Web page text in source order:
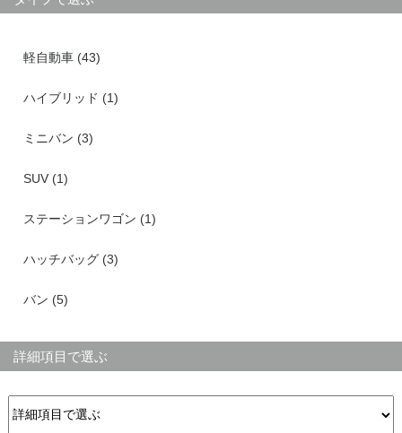
軽自動車 (43)
ハイブリッド (1)
ミニバン (3)
SUV (1)
ステーションワゴン (1)
ハッチバッグ (3)
バン (5)
詳細項目で選ぶ